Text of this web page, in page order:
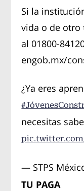
Si la
vida o de
al 01800-
engob.mx/
¿Ya eres
necesitas
— STPS
TU PAGA